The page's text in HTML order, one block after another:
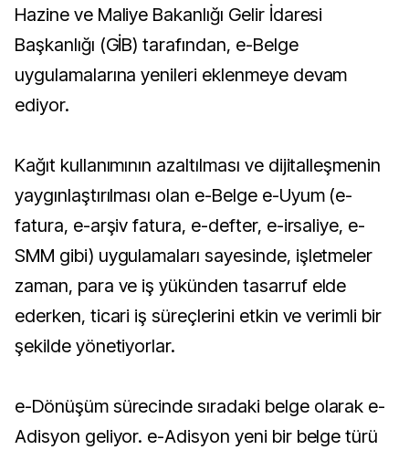
Hazine ve Maliye Bakanlığı Gelir İdaresi
Başkanlığı (GİB) tarafından, e-Belge
uygulamalarına yenileri eklenmeye devam
ediyor.
Kağıt kullanımının azaltılması ve dijitalleşmenin
yaygınlaştırılması olan e-Belge e-Uyum (e-
fatura, e-arşiv fatura, e-defter, e-irsaliye, e-
SMM gibi) uygulamaları sayesinde, işletmeler
zaman, para ve iş yükünden tasarruf elde
ederken, ticari iş süreçlerini etkin ve verimli bir
şekilde yönetiyorlar.
e-Dönüşüm sürecinde sıradaki belge olarak e-
Adisyon geliyor. e-Adisyon yeni bir belge türü